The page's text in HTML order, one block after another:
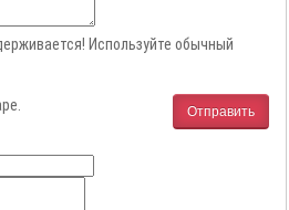
Используйте обычный
Отправить